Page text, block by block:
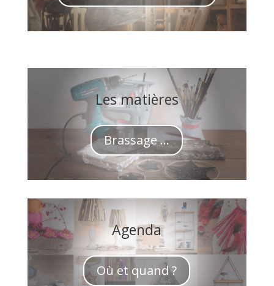
Les matières
Brassage ...
Agenda
Où et quand ?